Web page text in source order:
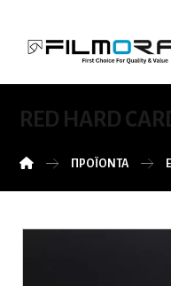
RED HARD
ΠΡΟΪΌΝΤΑ